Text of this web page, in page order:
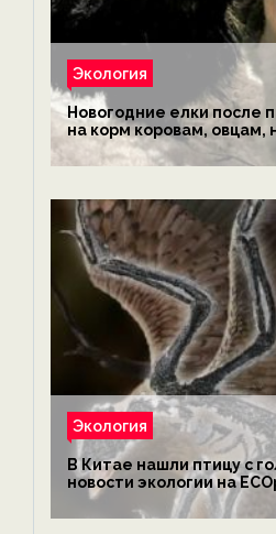
Экология
Новогодние елки после
на корм коровам, овцам,
обезьянам, львам и
экологии на ECOportal
Экология
В Китае нашли птицу с
новости экологии на